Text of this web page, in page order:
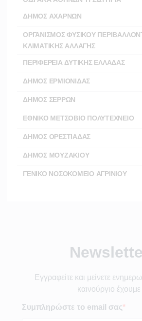
ΔΗΜΟΣ ΑΧΑΡΝΩΝ
ΟΡΓΑΝΙΣΜΟΣ ΦΥΣΙΚΟΥ
ΚΛΙΜΑΤΙΚΗΣ ΑΛΛΑΓΗΣ
ΠΕΡΙΦΕΡΕΙΑ ΔΥΤΙΚΗΣ ΕΛΛΑΔΑΣ
ΔΗΜΟΣ ΕΡΜΙΟΝΙΔΑΣ
ΔΗΜΟΣ ΣΕΡΡΩΝ
ΕΘΝΙΚΟ ΜΕΤΣΟΒΙΟ ΠΟΛΥΤΕΧΝΕΙΟ
ΔΗΜΟΣ ΟΡΕΣΤΙΑΔΑΣ
ΔΗΜΟΣ ΜΟΥΖΑΚΙΟΥ
ΓΕΝΙΚΟ ΝΟΣΟΚΟΜΕΙΟ ΑΓΡΙΝΙΟΥ